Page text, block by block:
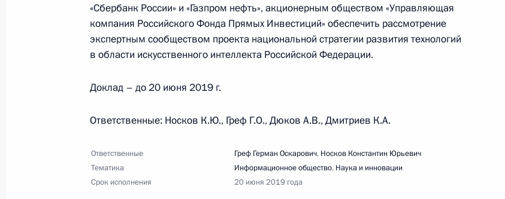
«Сбербанк России» и «Газпром нефть», акционерным обществом «Управляющая
компания Российского Фонда Прямых Инвестиций» обеспечить рассмотрение
экспертным сообществом проекта национальной стратегии развития технологий
в области искусственного интеллекта Российской Федерации.
Доклад – до 20 июня 2019 г.
Ответственные: Носков К.Ю., Греф Г.О., Дюков А.В., Дмитриев К.А.
Ответственные Греф Герман Оскарович, Носков Константин Юрьевич
Тематика
Информационное общество, Наука и инновации
Срок исполнения
20 июня 2019 года